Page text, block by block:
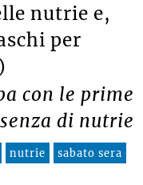
nutrie e,
per
con le prime
di nutrie
nutrie sabato sera